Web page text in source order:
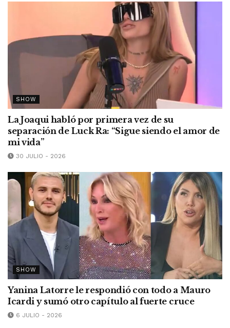
SHOW
La Joaqui habló por primera vez de su
separación de Luck Ra: “Sigue siendo el amor de
mi vida”
30 JULIO - 2026
SHOW
Yanina Latorre le respondió con todo a Mauro
Icardi y sumó otro capítulo al fuerte cruce
6 JULIO - 2026